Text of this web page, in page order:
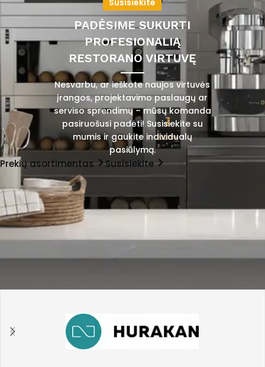
Susisiekite
PADĖSIME SUKURTI
PROFESIONALIĄ
RESTORANO VIRTUVĘ
Nesvarbu, ar ieškote naujos virtuvės
įrangos, projektavimo paslaugų ar
serviso sprendimų – mūsų komanda
pasiruošusi padėti! Susisiekite su
mumis ir gaukite individualų
pasiūlymą.
Prekių asortimentas Susisiekite